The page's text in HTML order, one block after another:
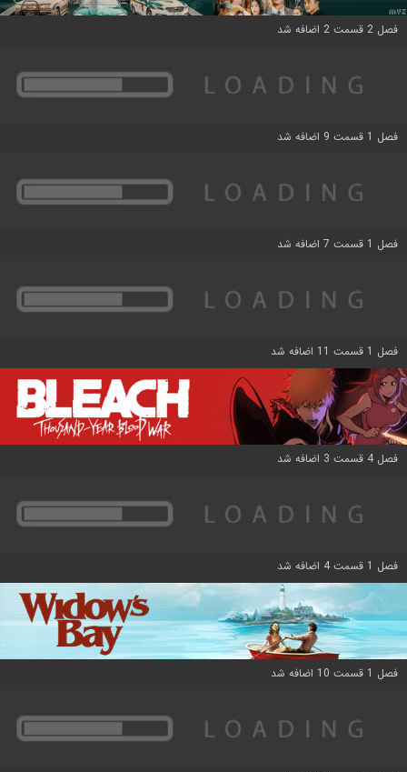
فصل 2 قسمت 2 اضافه شد
فصل 1 قسمت 9 اضافه شد
فصل 1 قسمت 7 اضافه شد
فصل 1 قسمت 11 اضافه شد
فصل 4 قسمت 3 اضافه شد
فصل 1 قسمت 4 اضافه شد
فصل 1 قسمت 10 اضافه شد